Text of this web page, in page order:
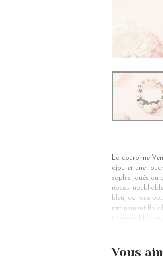
La couronne
ajouter une
sophistiqués ou
noces
bleu, de rose
raffinement
demoiselles
Cet accessoire,
une note
Vous